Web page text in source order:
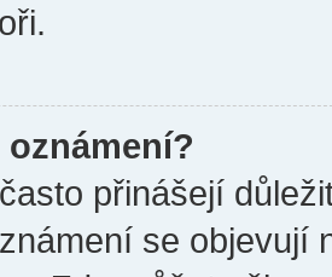
přinášejí
se objevují